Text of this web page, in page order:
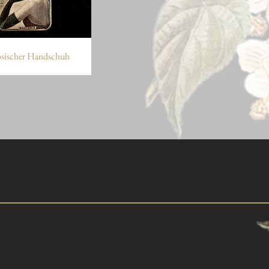
Handschuh